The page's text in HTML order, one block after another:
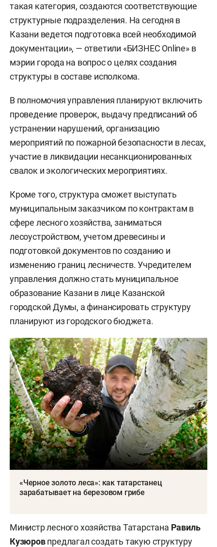
такая категория, создаются соответствующие
структурные подразделения. На сегодня в
Казани ведется подготовка всей необходимой
документации», — ответили «БИЗНЕС Online» в
мэрии города на вопрос о целях создания
структуры в составе исполкома.
В полномочия управления планируют включить
проведение проверок, выдачу предписаний об
устранении нарушений, организацию
мероприятий по пожарной безопасности в лесах,
участие в ликвидации несанкционированных
свалок и экологических мероприятиях.
Кроме того, структура сможет выступать
муниципальным заказчиком по контрактам в
сфере лесного хозяйства, заниматься
лесоустройством, учетом древесины и
подготовкой документов по созданию и
изменению границ лесничеств. Учредителем
управления должно стать муниципальное
образование Казани в лице Казанской
городской Думы, а финансировать структуру
планируют из городского бюджета.
«Черное золото леса»: как татарстанец
зарабатывает на березовом грибе
Министр лесного хозяйства Татарстана Равиль
Кузюровпредлагал создать такую структуру